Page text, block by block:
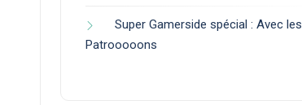
Super Gamerside spécial : Avec les
Patrooooons